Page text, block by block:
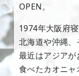
OPEN。
1974年大阪府
北海道や沖縄、
最近はアジア
食べたカオニ